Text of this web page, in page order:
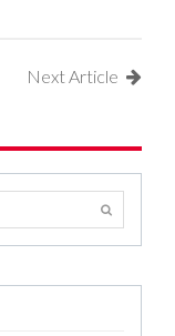
Next Article